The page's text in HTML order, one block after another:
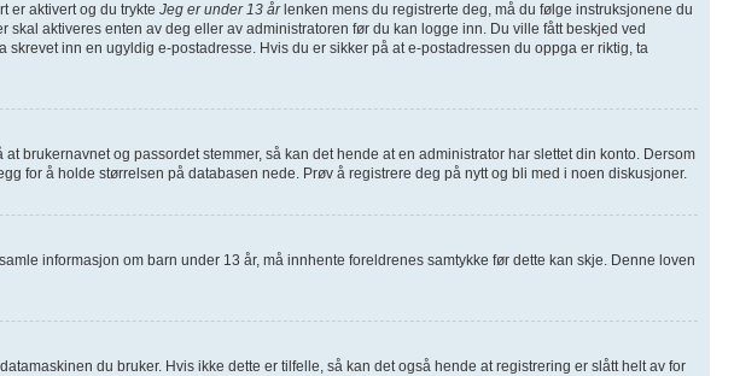
er aktivert og du trykte Jeg er under 13 årlenken mens du registrerte deg, må du følge instruksjonene du
aktiveres enten av deg eller av administratoren før du kan logge inn. Du ville fått beskjed ved
inn en ugyldig e-postadresse. Hvis du er sikker på at e-postadressen du oppga er riktig, ta
brukernavnet og passordet stemmer, så kan det hende at en administrator har slettet din konto. Dersom
for å holde størrelsen på databasen nede. Prøv å registrere deg på nytt og bli med i noen diskusjoner.
informasjon om barn under 13 år, må innhente foreldrenes samtykke før dette kan skje. Denne loven
du bruker. Hvis ikke dette er tilfelle, så kan det også hende at registrering er slått helt av for